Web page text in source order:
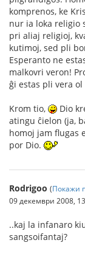
komprenos, ke
nur ia loka religio
pri aliaj religioj,
kutimoj, sed pli
Esperanto ne
malkovri veron!
ĝi estas pli vera ol
Krom tio,
Dio
atingu ĉielon (ja,
homoj jam flugas
por Dio.
Rodrigoo (Покажи
09 декември 2008,
..kaj la infanaro
sangsoifantaj?